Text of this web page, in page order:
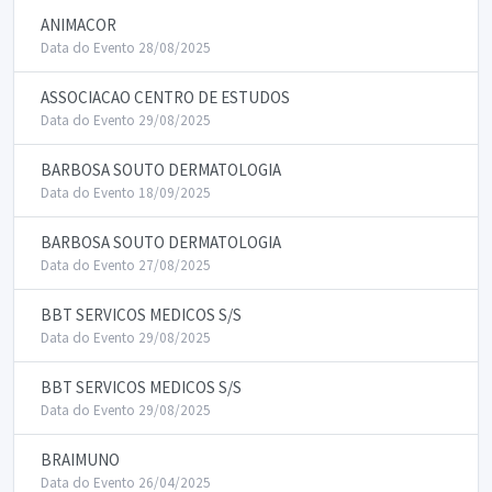
ANIMACOR
Data do Evento 28/08/2025
ASSOCIACAO CENTRO DE ESTUDOS
Data do Evento 29/08/2025
BARBOSA SOUTO DERMATOLOGIA
Data do Evento 18/09/2025
BARBOSA SOUTO DERMATOLOGIA
Data do Evento 27/08/2025
BBT SERVICOS MEDICOS S/S
Data do Evento 29/08/2025
BBT SERVICOS MEDICOS S/S
Data do Evento 29/08/2025
BRAIMUNO
Data do Evento 26/04/2025